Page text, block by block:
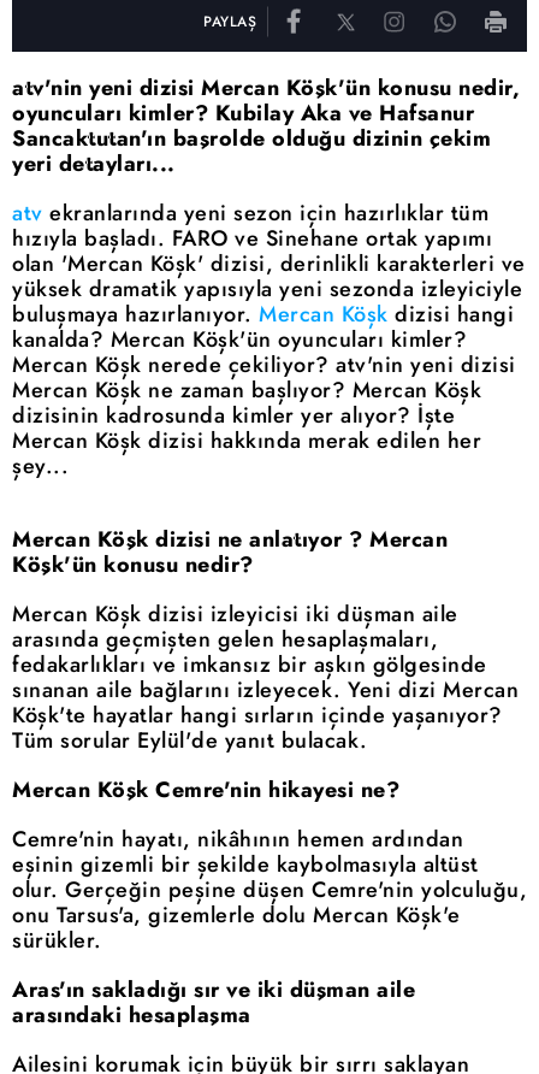
PAYLAŞ
atv'nin yeni dizisi Mercan Köşk'ün konusu nedir,
oyuncuları kimler? Kubilay Aka ve Hafsanur
Sancaktutan'ın başrolde olduğu dizinin çekim
yeri detayları...
atv ekranlarında yeni sezon için hazırlıklar tüm
hızıyla başladı. FARO ve Sinehane ortak yapımı
olan 'Mercan Köşk' dizisi, derinlikli karakterleri ve
yüksek dramatik yapısıyla yeni sezonda izleyiciyle
buluşmaya hazırlanıyor. Mercan Köşk dizisi hangi
kanalda? Mercan Köşk'ün oyuncuları kimler?
Mercan Köşk nerede çekiliyor? atv'nin yeni dizisi
Mercan Köşk ne zaman başlıyor? Mercan Köşk
dizisinin kadrosunda kimler yer alıyor? İşte
Mercan Köşk dizisi hakkında merak edilen her
şey...
Mercan Köşk dizisi ne anlatıyor ? Mercan
Köşk'ün konusu nedir?
Mercan Köşk dizisi izleyicisi iki düşman aile
arasında geçmişten gelen hesaplaşmaları,
fedakarlıkları ve imkansız bir aşkın gölgesinde
sınanan aile bağlarını izleyecek. Yeni dizi Mercan
Köşk'te hayatlar hangi sırların içinde yaşanıyor?
Tüm sorular Eylül'de yanıt bulacak.
Mercan Köşk Cemre'nin hikayesi ne?
Cemre'nin hayatı, nikâhının hemen ardından
eşinin gizemli bir şekilde kaybolmasıyla altüst
olur. Gerçeğin peşine düşen Cemre'nin yolculuğu,
onu Tarsus'a, gizemlerle dolu Mercan Köşk'e
sürükler.
Aras'ın sakladığı sır ve iki düşman aile
arasındaki hesaplaşma
Ailesini korumak için büyük bir sırrı saklayan